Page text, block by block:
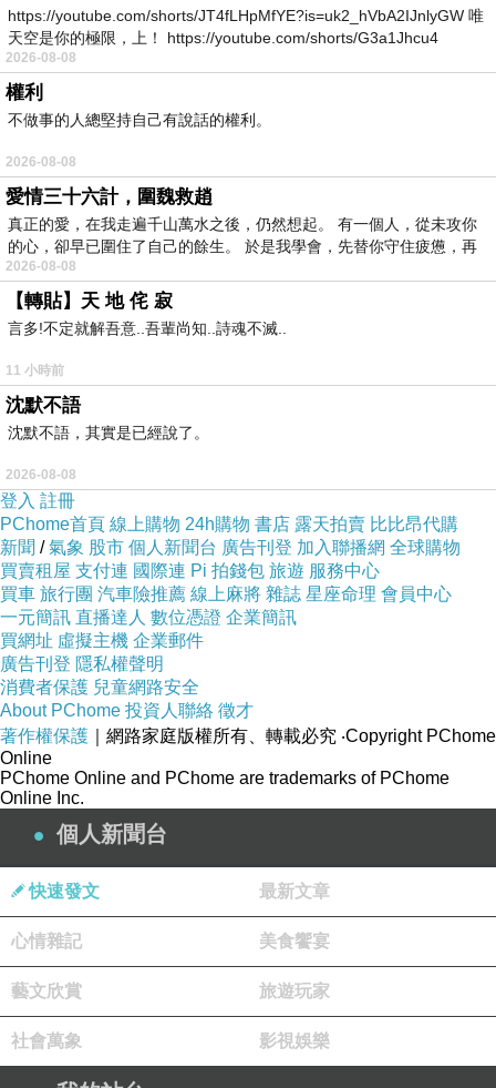
apbs ASUS Padfone Infinity 專用側翻皮套-魔幻
麋鹿系列
apbs ASUS
Padfone
Infinity 專用
側翻皮套-魔
幻麋鹿系列
https://youtube.com/shorts/JT4fLHpMfYE?is=uk2_hVbA2IJnlyGW 唯
天空是你的極限，上！ https://youtube.com/shorts/G3a1Jhcu4
2026-08-08
權利
不做事的人總堅持自己有說話的權利。
2026-08-08
愛情三十六計，圍魏救趙
真正的愛，在我走遍千山萬水之後，仍然想起。 有一個人，從未攻你
的心，卻早已圍住了自己的餘生。 於是我學會，先替你守住疲憊，再
2026-08-08
【轉貼】天 地 侘 寂
言多!不定就解吾意..吾輩尚知..詩魂不滅..
11 小時前
沈默不語
沈默不語，其實是已經說了。
2026-08-08
登入 註冊
PChome首頁 線上購物 24h購物 書店 露天拍賣 比比昂代購
新聞 /氣象 股市 個人新聞台 廣告刊登 加入聯播網 全球購物
買賣租屋 支付連 國際連 Pi 拍錢包 旅遊 服務中心
買車 旅行團 汽車險推薦 線上麻將 雜誌 星座命理 會員中心
一元簡訊 直播達人 數位憑證 企業簡訊
買網址 虛擬主機 企業郵件
廣告刊登 隱私權聲明
消費者保護 兒童網路安全
About PChome 投資人聯絡 徵才
著作權保護 ｜網路家庭版權所有、轉載必究 ‧Copyright PChome
Online
PChome Online and PChome are trademarks of PChome
Online Inc.
個人新聞台
快速發文 最新文章
心情雜記 美食饗宴
藝文欣賞 旅遊玩家
社會萬象 影視娛樂